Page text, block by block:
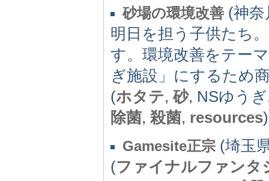
砂場の環境改善 (神奈
明日を担う子供たち
す。環境改善をテー
ぎ施設」にするため
(ホタテ, 砂, NSゆう
除菌, 殺菌, resources)
Gamesite正宗 (埼玉
(ファイナルファンタ